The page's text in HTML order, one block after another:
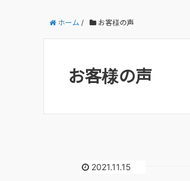
ホーム / お客様の声
お客様の声
2021.11.15